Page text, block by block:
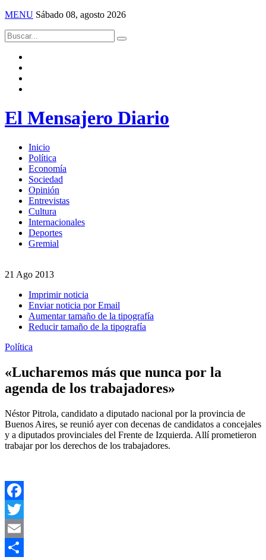
MENU Sábado 08, agosto 2026
El Mensajero Diario
Inicio
Política
Economía
Sociedad
Opinión
Entrevistas
Cultura
Internacionales
Deportes
Gremial
21 Ago 2013
Imprimir noticia
Enviar noticia por Email
Aumentar tamaño de la tipografía
Reducir tamaño de la tipografía
Política
«Lucharemos más que nunca por la
agenda de los trabajadores»
Néstor Pitrola, candidato a diputado nacional por la provincia de
Buenos Aires, se reunió ayer con decenas de candidatos a concejales
y a diputados provinciales del Frente de Izquierda. Allí prometieron
trabajar por los derechos de los trabajadores.
Facebook
Twitter
Email